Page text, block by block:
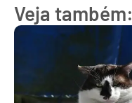
Veja também: